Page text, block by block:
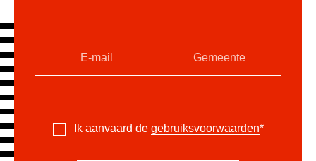
Ik aanvaard de gebruiksvoorwaarden*